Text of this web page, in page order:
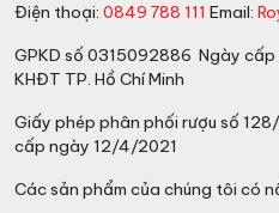
Điện thoại: 0849 788 111 Email:
GPKD số 0315092886 Ngày
KHĐT TP. Hồ Chí Minh
Giấy phép phân phối rượu số
cấp ngày 12/4/2021
Các sản phẩm của chúng tôi có